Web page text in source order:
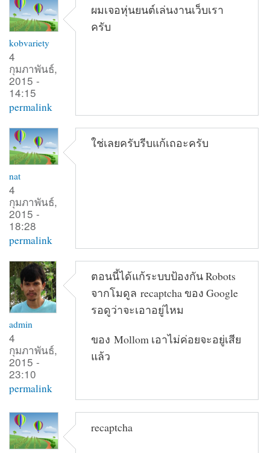
kobvariety
4
กุมภาพันธ์,
2015 -
14:15
permalink
ผมเจอหุ่นยนต์เล่นงานเว็บเรา
ครับ
nat
4
กุมภาพันธ์,
2015 -
18:28
permalink
ใช่เลยครับรีบแก้เถอะครับ
admin
4
กุมภาพันธ์,
2015 -
23:10
permalink
ตอนนี้ได้แก้ระบบป้องกัน Robots
จากโมดูล recaptcha ของ Google
รอดูว่าจะเอาอยู่ไหม
ของ Mollom เอาไม่ค่อยจะอยู่เสีย
แล้ว
recaptcha